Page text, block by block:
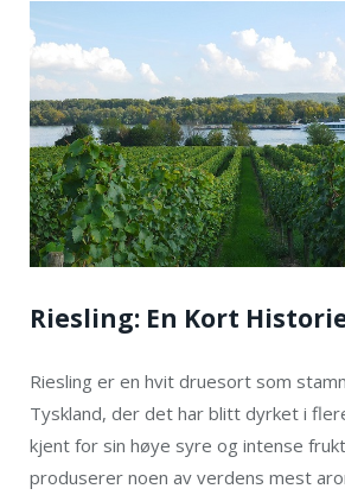
Riesling: En Kort
Riesling er en hvit druesort som
Tyskland, der det har blitt dyrket i
kjent for sin høye syre og intense
produserer noen av verdens mest